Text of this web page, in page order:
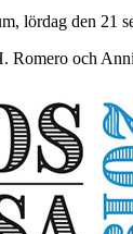
lördag den 21
Romero och